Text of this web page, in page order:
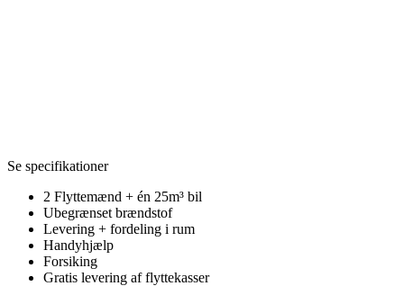
Se specifikationer
2 Flyttemænd + én 25m³ bil
Ubegrænset brændstof
Levering + fordeling i rum
Handyhjælp
Forsiking
Gratis levering af flyttekasser